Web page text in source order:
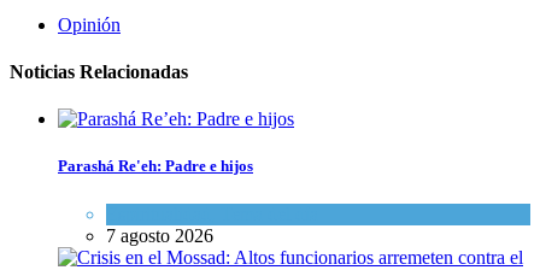
Opinión
Noticias Relacionadas
Parashá Re'eh: Padre e hijos
7 agosto 2026